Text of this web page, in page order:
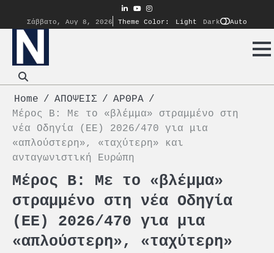
content
linkedin
youtube
instagram
Σάββατο, Αυγ 8, 2026
Theme Color: Light Dark Auto
Home ΑΠΟΨΕΙΣ
ΑΡΘΡΑ
Μέρος Β: Με το «βλέμμα» στραμμένο στη
νέα Οδηγία (ΕΕ) 2026/470 για μια
«απλούστερη», «ταχύτερη» και
ανταγωνιστική Ευρώπη
Μέρος Β: Με το «βλέμμα»
στραμμένο στη νέα Οδηγία
(ΕΕ) 2026/470 για μια
«απλούστερη», «ταχύτερη»